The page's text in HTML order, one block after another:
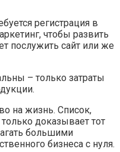
регистрация в
чтобы развить
послужить сайт или же
– только затраты
на жизнь. Список,
доказывает тот
большими
бизнеса с нуля.